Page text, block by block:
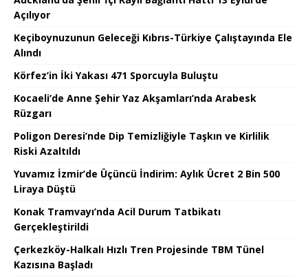
Açılıyor
Keçiboynuzunun Geleceği Kıbrıs-Türkiye Çalıştayında Ele
Alındı
Körfez’in İki Yakası 471 Sporcuyla Buluştu
Kocaeli’de Anne Şehir Yaz Akşamları’nda Arabesk
Rüzgarı
Poligon Deresi’nde Dip Temizliğiyle Taşkın ve Kirlilik
Riski Azaltıldı
Yuvamız İzmir’de Üçüncü İndirim: Aylık Ücret 2 Bin 500
Liraya Düştü
Konak Tramvayı’nda Acil Durum Tatbikatı
Gerçekleştirildi
Çerkezköy-Halkalı Hızlı Tren Projesinde TBM Tünel
Kazısına Başladı